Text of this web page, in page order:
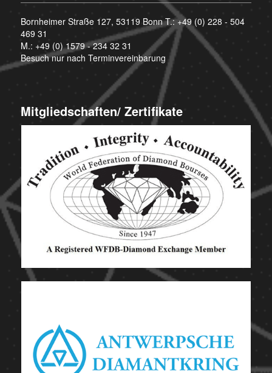
Bornheimer Straße 127, 53119 Bonn T.:+49 (0) 228 - 504
469 31
M.: +49 (0) 1579 - 234 32 31
Besuch nur nach Terminvereinbarung
Mitgliedschaften/ Zertifikate